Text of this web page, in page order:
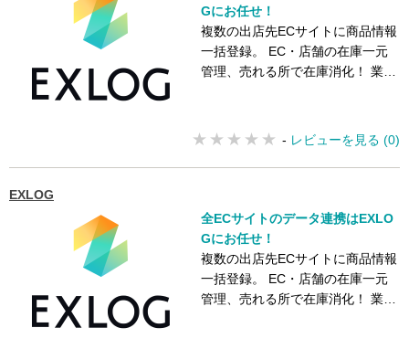
Gにお任せ！
複数の出店先ECサイトに商品情報
一括登録。 EC・店舗の在庫一元
管理、売れる所で在庫消化！ 業界
- レビューを見る (0)
EXLOG
全ECサイトのデータ連携はEXLO
Gにお任せ！
複数の出店先ECサイトに商品情報
一括登録。 EC・店舗の在庫一元
管理、売れる所で在庫消化！ 業界